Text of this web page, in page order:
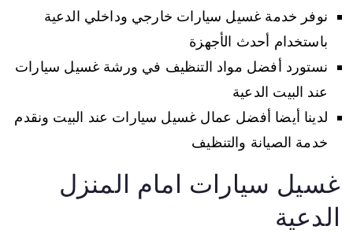
نوفر خدمة غسيل سيارات خارجي وداخلي الدعية
باستخدام أحدث الأجهزة
نستورد أفضل مواد التنظيف في ورشة غسيل سيارات
عند البيت الدعية
لدينا أيضا أفضل عمال غسيل سيارات عند البيت ونقدم
خدمة الصيانة والتنظيف
غسيل سيارات امام المنزل
الدعية